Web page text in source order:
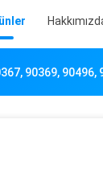
90369, 90496,